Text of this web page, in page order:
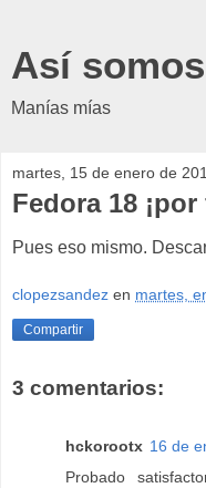
Así
Manías mías
martes, 15 de enero de
Fedora 18
Pues eso mismo.
clopezsandez en martes,
Compartir
3 comentarios:
hckorootx 16 de
Probado